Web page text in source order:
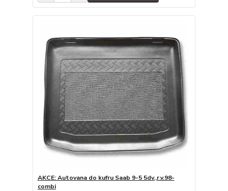
AKCE: Autovana do kufru Saab 9-5 5dv.,r.v.98-
combi